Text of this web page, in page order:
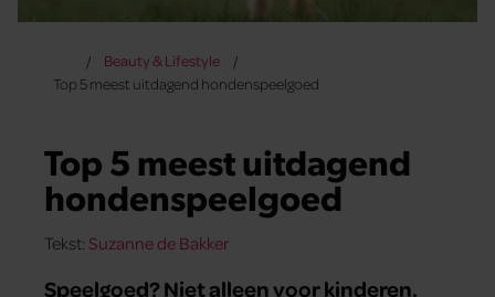
Beauty & Lifestyle
Top 5 meest uitdagend hondenspeelgoed
Top 5 meest uitdagend
hondenspeelgoed
Tekst: Suzanne de Bakker
Speelgoed? Niet alleen voor kinderen.